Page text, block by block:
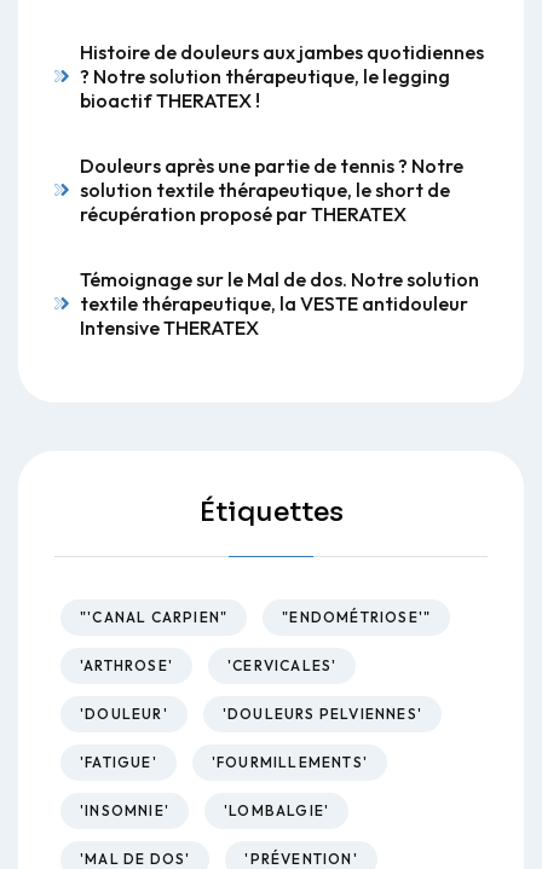
Histoire de douleurs aux jambes quotidiennes
? Notre solution thérapeutique, le legging
bioactif THERATEX !
Douleurs après une partie de tennis ? Notre
solution textile thérapeutique, le short de
récupération proposé par THERATEX
Témoignage sur le Mal de dos. Notre solution
textile thérapeutique, la VESTE antidouleur
Intensive THERATEX
Étiquettes
"'CANAL CARPIEN" "ENDOMÉTRIOSE'"
'ARTHROSE' 'CERVICALES'
'DOULEUR' 'DOULEURS PELVIENNES'
'FATIGUE' 'FOURMILLEMENTS'
'INSOMNIE' 'LOMBALGIE'
'MAL DE DOS' 'PRÉVENTION'